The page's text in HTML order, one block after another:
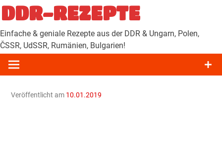
Zum
Inhalt
springen
DDR-REZEPTE
Einfache & geniale Rezepte aus der DDR & Ungarn, Polen,
ČSSR, UdSSR, Rumänien, Bulgarien!
Veröffentlicht am 10.01.2019